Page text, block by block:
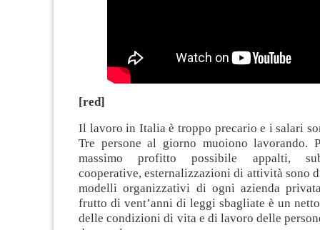
[red]
Il lavoro in Italia è troppo precario e i salari
Tre persone al giorno muoiono lavorando.
massimo profitto possibile appalti,
cooperative, esternalizzazioni di attività sono
modelli organizzativi di ogni azienda
frutto di vent’anni di leggi sbagliate è un
delle condizioni di vita e di lavoro delle